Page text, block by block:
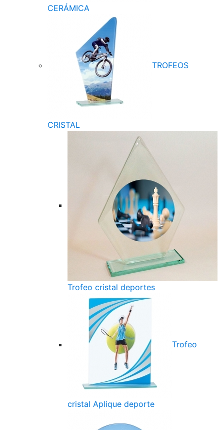
CERÁMICA
TROFEOS
CRISTAL
Trofeo cristal deportes
Trofeo
cristal Aplique deporte